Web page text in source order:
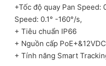
+Tốc độ quay Pan Speed:
Speed: 0.1° -160°/s,
+ Tiêu chuẩn IP66
+ Nguồn cấp PoE+&12VDC
+ Tính năng Smart